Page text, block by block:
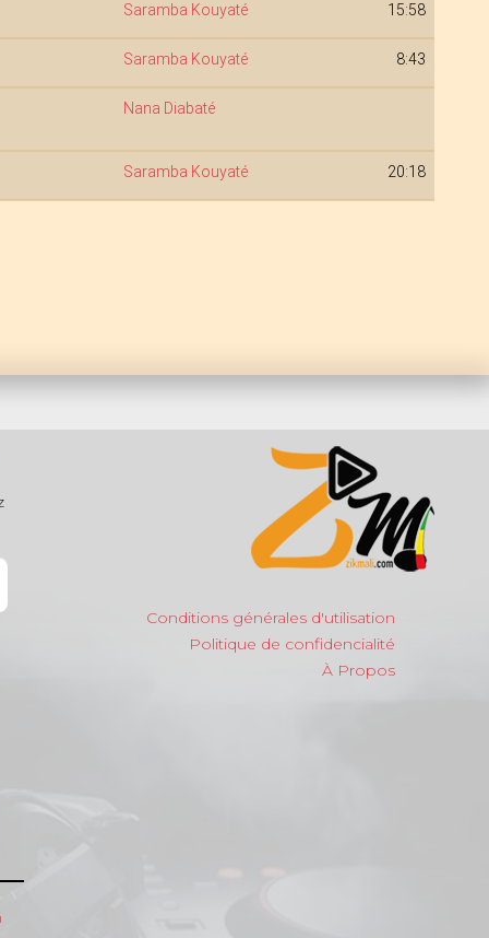
Saramba Kouyaté 15:58
Saramba Kouyaté 8:43
Nana Diabaté
Saramba Kouyaté 20:18
Conditions générales d'utilisation
Politique de confidencialité
À Propos